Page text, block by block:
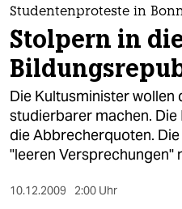
themen
politik
öko
gesellschaft
kultur
sport
Studentenproteste in
Stolpern in
Die Kultusminister wollen
studierbarer machen.
die Abbrecherquoten.
"leeren Versprechungen"
10.12.2009 2:00 Uhr